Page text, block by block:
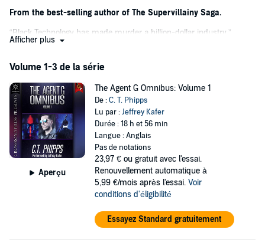
From the best-selling author of The Supervillainy Saga.
“Black Technology has made murder a billion-dollar industry.”
“Letters”, and for the right price, they’ll eliminate anyone. They’ve
with the promise of a life of luxury awaiting them.
Agent G is one of these “Letters”, but clues to his past are starting to
emerge while he’s on a dangerous mission to infiltrate the Society’s
most dangerous competitor. In the midst of all the violence,
subterfuge, and deceit, he’ll need to keep his wits about him and
trust sparingly.
After all, if an organization will kill for money, what would they do to
Saboteur, andAssassin). Follow G as he slowly
unravels the truth of his past, the conspiracy behind the
International Refugee Society, and his allies. The Agent G series
Afficher plus
Volume 1-3 de la série
Aperçu
The Agent G Omnibus: Volume 1
De :C. T. Phipps
Lu par :Jeffrey Kafer
Durée : 18 h et 56 min
Langue : Anglais
Pas de notations
23,97 € ou gratuit avec l'essai.
Renouvellement automatique à
5,99 €/mois après l'essai. Voir
conditions d'éligibilité
Essayez Standard gratuitement